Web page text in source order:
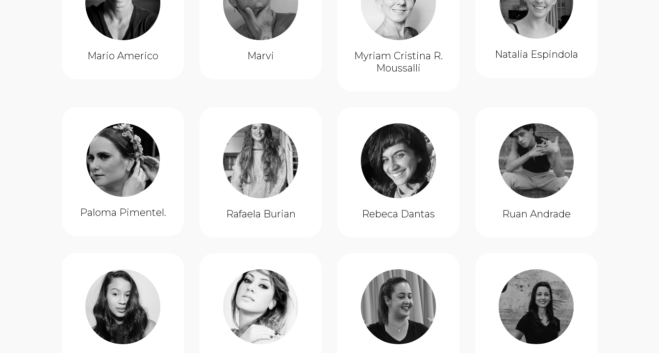
Mario Americo Marvi
Myriam Cristina R.
Moussalli
Natalia Espindola
Paloma Pimentel. Rafaela Burian Rebeca Dantas Ruan Andrade